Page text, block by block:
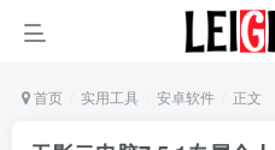
首页 实用工具 安卓软件 正文